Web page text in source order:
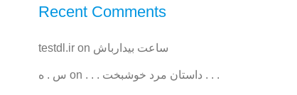
Recent Comments
testdl.iron ساعت بیدارباش
س . ه on . . . داستان مرد خوشبخت . . .